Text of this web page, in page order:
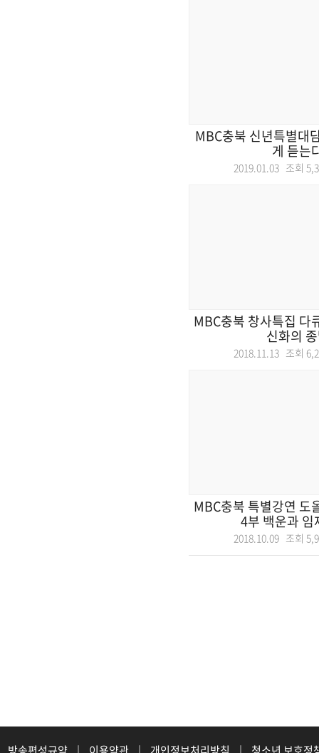
MBC충북 신년특별대
게 듣는
2019.01.03 조회
MBC충북 창사특집 다
신화의
2018.11.13 조회
MBC충북 특별강연 도
4부 백운과 임
2018.10.09 조회